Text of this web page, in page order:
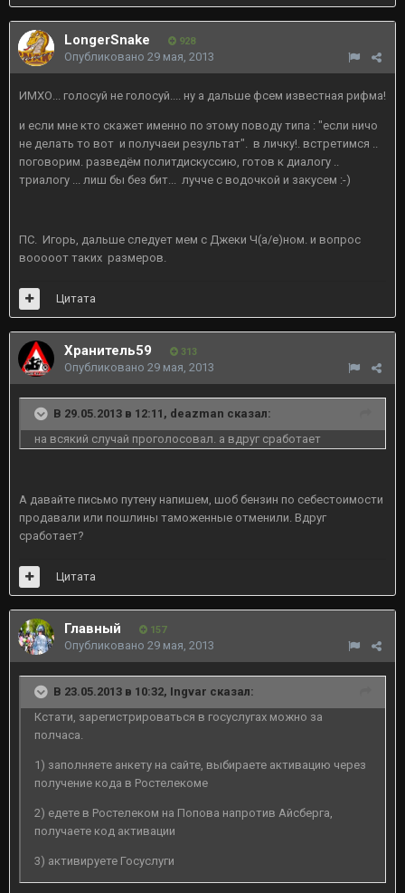
LongerSnake 928
Опубликовано 29 мая, 2013
ИМХО... голосуй не голосуй.... ну а дальше фсем известная рифма!
и если мне кто скажет именно по этому поводу типа : "если ничо
не делать то вот и получаеи результат". в личку!. встретимся ..
поговорим. разведём политдискуссию, готов к диалогу ..
триалогу ... лиш бы без бит... лучче с водочкой и закусем :-)
ПС. Игорь, дальше следует мем с Джеки Ч(а/е)ном. и вопрос
вооооот таких размеров.
Цитата
Хранитель59 313
Опубликовано 29 мая, 2013
В 29.05.2013 в 12:11, deazman сказал:
на всякий случай проголосовал. а вдруг сработает
А давайте письмо путену напишем, шоб бензин по себестоимости
продавали или пошлины таможенные отменили. Вдруг
сработает?
Цитата
Главный 157
Опубликовано 29 мая, 2013
В 23.05.2013 в 10:32, Ingvar сказал:
Кстати, зарегистрироваться в госуслугах можно за
полчаса.
1) заполняете анкету на сайте, выбираете активацию через
получение кода в Ростелекоме
2) едете в Ростелеком на Попова напротив Айсберга,
получаете код активации
3) активируете Госуслуги